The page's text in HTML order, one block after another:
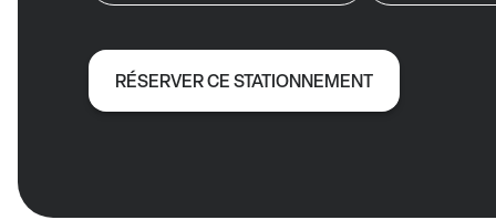
RÉSERVER CE STATIONNEMENT